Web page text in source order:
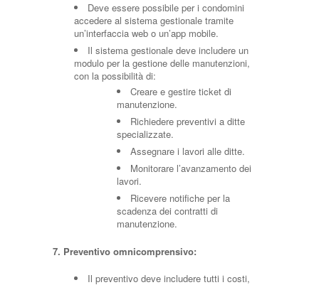
Deve essere possibile per i condomini
accedere al sistema gestionale tramite
un’interfaccia web o un’app mobile.
Il sistema gestionale deve includere un
modulo per la gestione delle manutenzioni,
con la possibilità di:
Creare e gestire ticket di
manutenzione.
Richiedere preventivi a ditte
specializzate.
Assegnare i lavori alle ditte.
Monitorare l’avanzamento dei
lavori.
Ricevere notifiche per la
scadenza dei contratti di
manutenzione.
7. Preventivo omnicomprensivo:
Il preventivo deve includere tutti i costi,